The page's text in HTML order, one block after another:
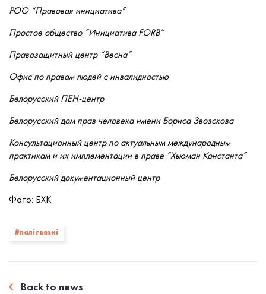
РОО “Правовая инициатива”
Простое общество “Инициатива FORB”
Правозащитный центр “Весна”
Офис по правам людей с инвалидностью
Белорусский ПЕН-центр
Белорусский дом прав человека имени Бориса Звозскова
Консультационный центр по актуальным международным
практикам и их имплементации в праве “Хьюман Константа”
Белорусский документационный центр
Фото: БХК
#палiтвязнi
Back to news